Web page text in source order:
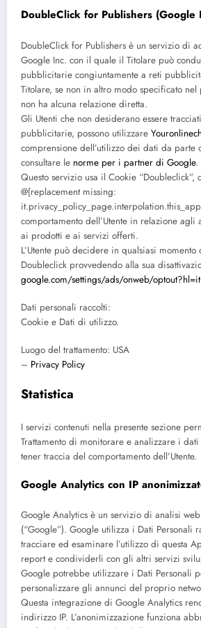
DoubleClick for Publishers (Google
DoubleClick for Publishers è un servizio di
Google Inc. con il quale il Titolare può
pubblicitarie congiuntamente a reti
Titolare, se non in altro modo specificato nel
non ha alcuna relazione diretta.
Gli Utenti che non desiderano essere
pubblicitarie, possono utilizzare
comprensione dell’utilizzo dei dati da
consultare le norme per i partner di Google.
Questo servizio usa il Cookie “Doubleclick”,
@{replacement missing:
comportamento dell’Utente in relazione
ai prodotti e ai servizi offerti.
L’Utente può decidere in qualsiasi
Doubleclick provvedendo alla sua
google.com/settings/ads/onweb/optout?hl=it
Dati personali raccolti:
Cookie e Dati di utilizzo.
Luogo del trattamento: USA
– Privacy Policy
Statistica
I servizi contenuti nella presente sezione
Trattamento di monitorare e analizzare i
tener traccia del comportamento dell’Utente.
Google Analytics con IP
Google Analytics è un servizio di analisi
(“Google”). Google utilizza i Dati Personali
tracciare ed esaminare l’utilizzo di questa
report e condividerli con gli altri servizi
Google potrebbe utilizzare i Dati Personali
personalizzare gli annunci del proprio
Questa integrazione di Google Analytics
indirizzo IP. L’anonimizzazione funziona